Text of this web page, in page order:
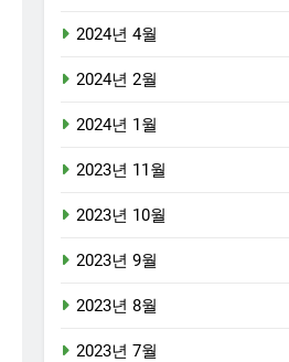
2024년 4월
2024년 2월
2024년 1월
2023년 11월
2023년 10월
2023년 9월
2023년 8월
2023년 7월